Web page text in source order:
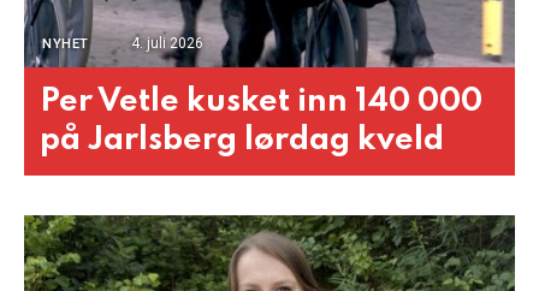
NYHET 4. juli 2026
Per Vetle kusket inn 140 000
på Jarlsberg lørdag kveld